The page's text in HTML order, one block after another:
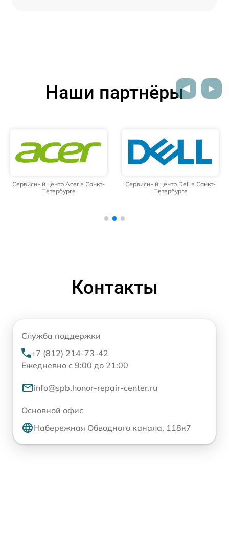
Наши партнёры
Сервисный центр Acer в Санкт-
Петербурге
Сервисный центр Dell в Санкт-
Петербурге
Контакты
Служба поддержки
+7 (812) 214-73-42
Ежедневно с 9:00 до 21:00
info@spb.honor-repair-center.ru
Основной офис
Набережная Обводного канала, 118к7